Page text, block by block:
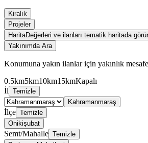
Kiralık
Projeler
HaritaDeğerleri ve ilanları tematik haritada
Yakınımda Ara
Konumuna yakın ilanlar için yakınlık
0.5km5km10km15kmKapalı
İl Temizle
Kahramanmaraş
İlçe Temizle
Onikişubat
Semt/Mahalle Temizle